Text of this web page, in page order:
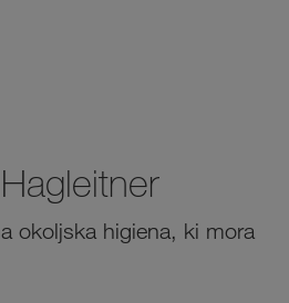
okoljska higiena, ki mora